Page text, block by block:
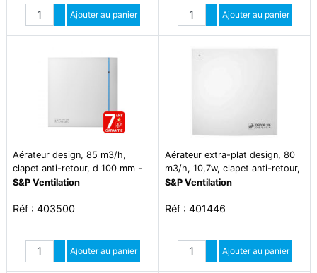
Quantité
Augmenter quantité
Diminuer quantité
Ajouter au panier Quantité
Augmenter quantité
Diminuer quantité
Ajouter au panier
Aérateur design, 85 m3/h,
clapet anti-retour, d 100 mm -
silent 100 cz design
S&P Ventilation
Réf : 403500
Quantité
Augmenter quantité
Diminuer quantité
Ajouter au panier
Aérateur extra-plat design, 80
m3/h, 10,7w, clapet anti-retour,
d100 mm - decor-100 c design
S&P Ventilation
Réf : 401446
Quantité
Augmenter quantité
Diminuer quantité
Ajouter au panier